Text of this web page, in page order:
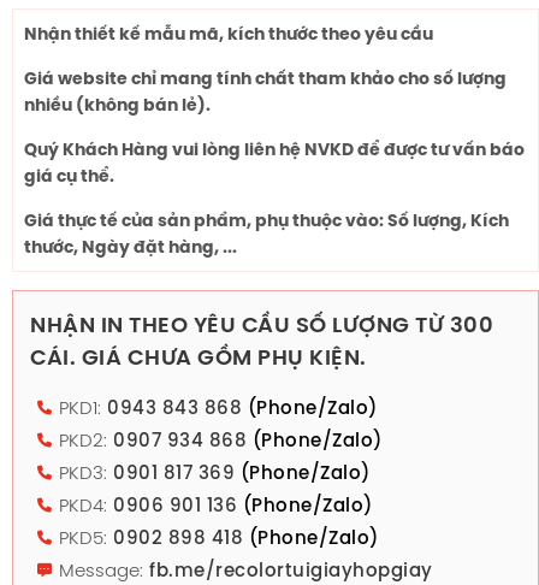
Nhận thiết kế mẫu mã, kích thước theo yêu cầu
Giá website chỉ mang tính chất tham khảo cho số lượng
nhiều (không bán lẻ).
Quý Khách Hàng vui lòng liên hệ NVKD để được tư vấn báo
giá cụ thể.
Giá thực tế của sản phẩm, phụ thuộc vào: Số lượng, Kích
thước, Ngày đặt hàng, ...
NHẬN IN THEO YÊU CẦU SỐ LƯỢNG TỪ 300
CÁI. GIÁ CHƯA GỒM PHỤ KIỆN.
PKD1: 0943 843 868 (Phone/Zalo)
PKD2: 0907 934 868 (Phone/Zalo)
PKD3: 0901 817 369 (Phone/Zalo)
PKD4: 0906 901 136 (Phone/Zalo)
PKD5: 0902 898 418 (Phone/Zalo)
Message: fb.me/recolortuigiayhopgiay